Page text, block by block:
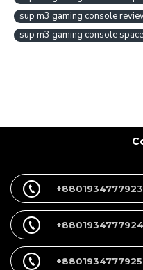
sup m3 gaming console
sup m3 gaming console space
+8801934777923
+8801934777924
+8801934777925